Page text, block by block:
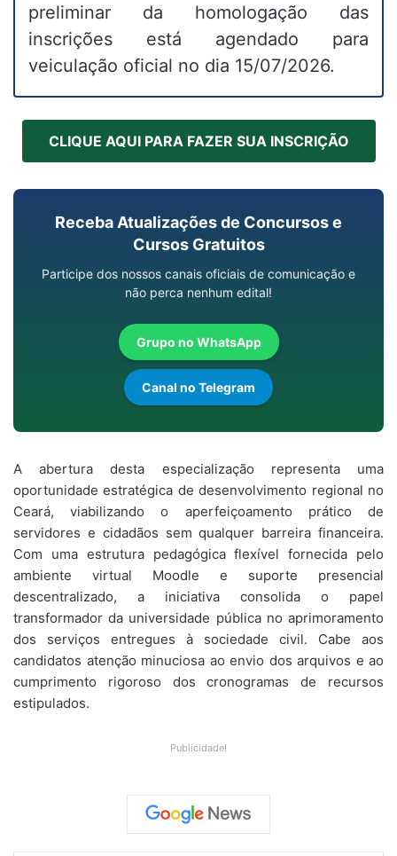
preliminar da homologação das
inscrições está agendado para
veiculação oficial no dia 15/07/2026.
CLIQUE AQUI PARA FAZER SUA INSCRIÇÃO
Receba Atualizações de Concursos e
Cursos Gratuitos
Participe dos nossos canais oficiais de comunicação e
não perca nenhum edital!
Grupo no WhatsApp
Canal no Telegram
A abertura desta especialização representa uma
oportunidade estratégica de desenvolvimento regional no
Ceará, viabilizando o aperfeiçoamento prático de
servidores e cidadãos sem qualquer barreira financeira.
Com uma estrutura pedagógica flexível fornecida pelo
ambiente virtual Moodle e suporte presencial
descentralizado, a iniciativa consolida o papel
transformador da universidade pública no aprimoramento
dos serviços entregues à sociedade civil. Cabe aos
candidatos atenção minuciosa ao envio dos arquivos e ao
cumprimento rigoroso dos cronogramas de recursos
estipulados.
Publicidade!